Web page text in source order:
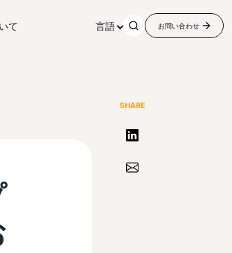
て 言語 お問い合わせ
SHARE
リンクトインで共有する
Share via Email